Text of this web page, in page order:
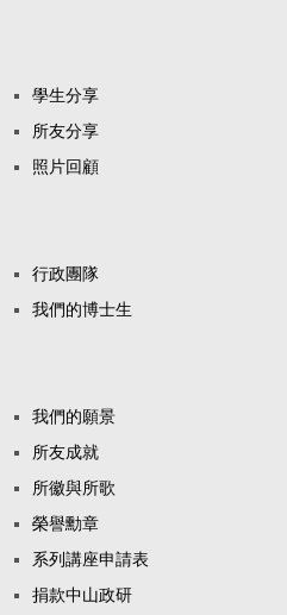
學生分享
所友分享
照片回顧
行政團隊
我們的博士生
我們的願景
所友成就
所徽與所歌
榮譽勳章
系列講座申請表
捐款中山政研